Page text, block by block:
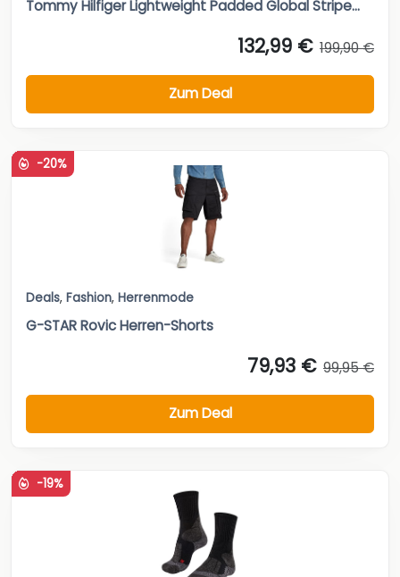
Tommy Hilfiger Lightweight Padded Global Stripe...
132,99 € 199,90 €
Zum Deal
-20%
Deals, Fashion, Herrenmode
G-STAR Rovic Herren-Shorts
79,93 € 99,95 €
Zum Deal
-19%